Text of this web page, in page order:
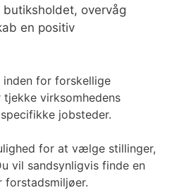
butiksholdet, overvåg
en positiv
for forskellige
virksomhedens
jobsteder.
for at vælge stillinger,
vil sandsynligvis finde en
forstadsmiljøer.